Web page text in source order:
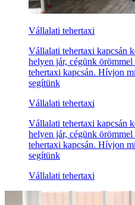
Vállalati tehertaxi
Vállalati tehertaxi kapcsán
helyen jár, cégünk
tehertaxi kapcsán. Hívjon
segítünk
Vállalati tehertaxi
Vállalati tehertaxi kapcsán
helyen jár, cégünk
tehertaxi kapcsán. Hívjon
segítünk
Vállalati tehertaxi